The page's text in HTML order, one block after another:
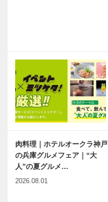
有馬
第二部 浜芦
屋ゆかりの人
たち
有馬温泉歴史人物帖 〜其
ひこなのみこと） 生没年
不詳（神…
肉料理｜ホテルオークラ神戸
の兵庫グルメフェア｜“大
人”の夏グルメ…
2026.08.01